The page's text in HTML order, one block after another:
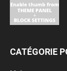
CATÉGORIE